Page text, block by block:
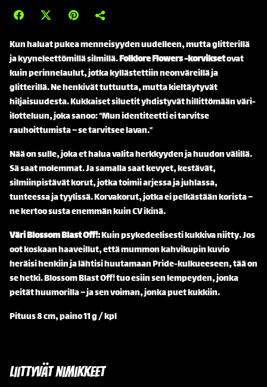
Kun haluat pukea menneisyyden uudelleen, mutta glitterillä
ja kyyneleettömillä silmillä.Folklore Flowers -korviksetovat
kuin perinnelaulut, jotka kyllästettiin neonväreillä ja
glitterillä. Ne henkivät tuttuutta, mutta kieltäytyvät
hiljaisuudesta. Kukkaiset siluetit yhdistyvät hillittömään väri-
ilotteluun, joka sanoo: “Mun identiteetti ei tarvitse
rauhoittumista – se tarvitsee lavan.”
Nää on sulle, joka et halua valita herkkyyden ja huudon välillä.
Sä saat molemmat. Ja samalla saat kevyet, kestävät,
silmiinpistävät korut, jotka toimii arjessa ja juhlassa,
tunteessa ja tyylissä. Korvakorut, jotka ei pelkästään korista –
ne kertoo susta enemmän kuin CV ikinä.
Väri Blossom Blast Off!:Kuin psykedeelisesti kukkiva niitty. Jos
oot koskaan haaveillut, että mummon kahvikupin kuvio
heräisi henkiin ja lähtisi huutamaan Pride-kulkueeseen, tää on
se hetki. Blossom Blast Off! tuo esiin sen lempeyden, jonka
peität huumorilla – ja sen voiman, jonka puet kukkiin.
Pituus 8 cm, paino 11 g / kpl
Liittyvät nimikkeet